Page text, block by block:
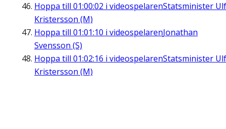
Hoppa till 01:00:02 i videospelarenStatsminister Ulf
Kristersson (M)
Hoppa till 01:01:10 i videospelarenJonathan
Svensson (S)
Hoppa till 01:02:16 i videospelarenStatsminister Ulf
Kristersson (M)